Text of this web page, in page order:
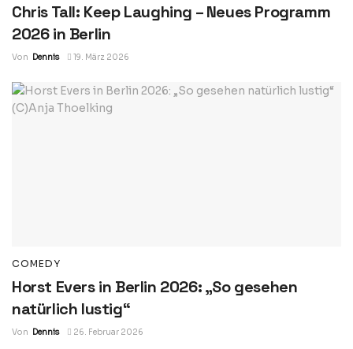
Chris Tall: Keep Laughing – Neues Programm
2026 in Berlin
Von Dennis 19. März 2026
COMEDY
Horst Evers in Berlin 2026: „So gesehen
natürlich lustig“
Von Dennis 26. Februar 2026